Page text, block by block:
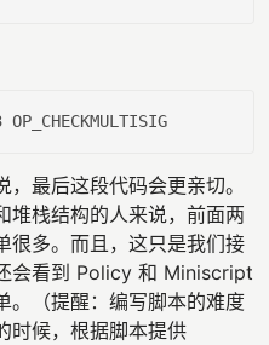
最后这段代码会更亲切。
堆栈结构的人来说，前面两
很多。而且，这只是我们接
会看到 Policy 和 Miniscript
。（提醒：编写脚本的难度
时候，根据脚本提供